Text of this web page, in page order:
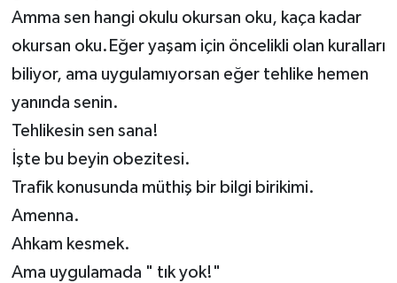
Amma sen hangi okulu okursan oku, kaça kadar
okursan oku.Eğer yaşam için öncelikli olan kuralları
biliyor, ama uygulamıyorsan eğer tehlike hemen
yanında senin.
Tehlikesin sen sana!
İşte bu beyin obezitesi.
Trafik konusunda müthiş bir bilgi birikimi.
Amenna.
Ahkam kesmek.
Ama uygulamada " tık yok!"